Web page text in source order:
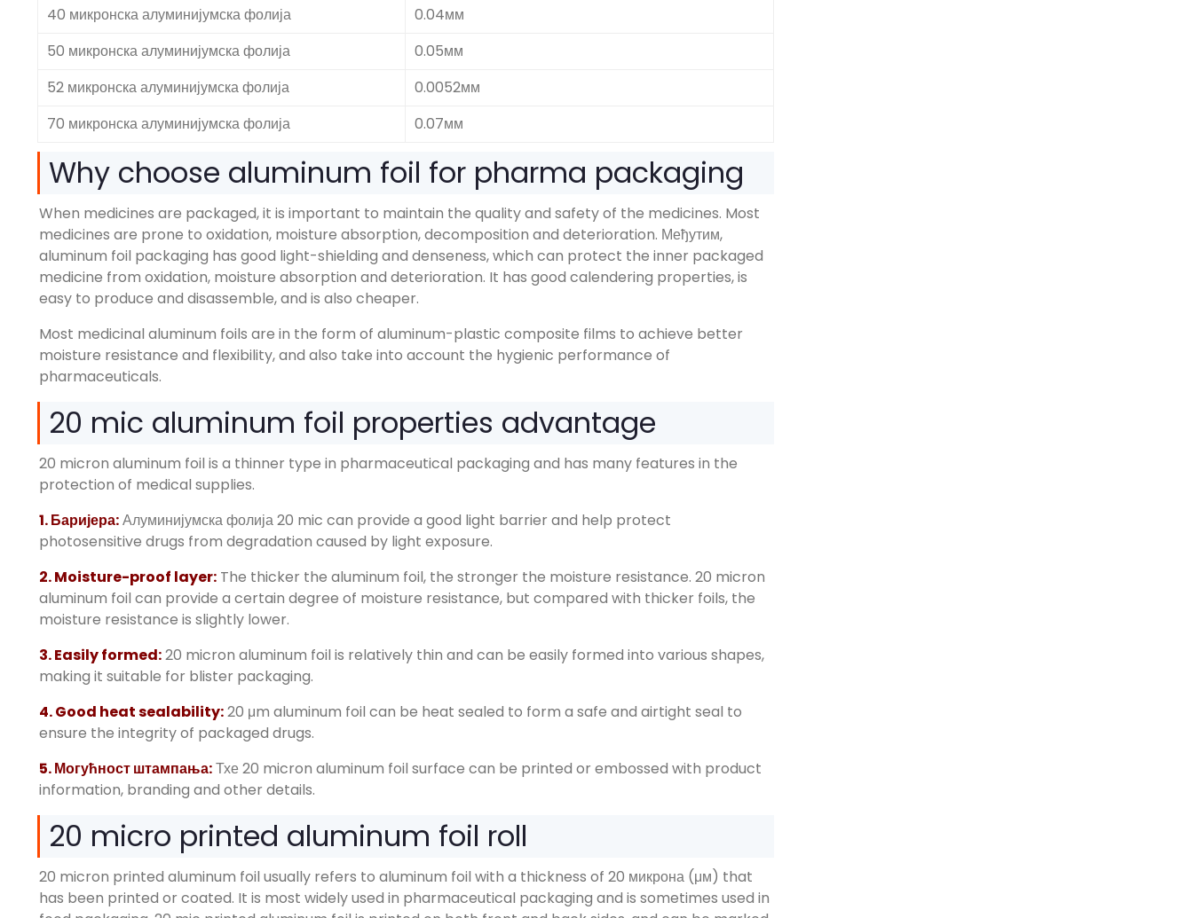
40 микронска алуминијумска фолија
0.04мм
50 микронска алуминијумска фолија
0.05мм
52 микронска алуминијумска фолија
0.0052мм
70 микронска алуминијумска фолија
0.07мм
Why choose aluminum foil for pharma packaging
When medicines are packaged,it is important to maintain the quality and safety of the medicines. Most
medicines are prone to oxidation, moisture absorption,decomposition and deterioration. Међутим,
aluminum foil packaging has good light-shielding and denseness,which can protect the inner packaged
medicine from oxidation, moisture absorption and deterioration. It has good calendering properties,is
easy to produce and disassemble,and is also cheaper.
Most medicinal aluminum foils are in the form of aluminum-plastic composite films to achieve better
moisture resistance and flexibility,and also take into account the hygienic performance of
pharmaceuticals.
20 mic aluminum foil properties advantage
20 micron aluminum foil is a thinner type in pharmaceutical packaging and has many features in the
protection of medical supplies.
1. Баријера:Алуминијумска фолија 20 mic can provide a good light barrier and help protect
photosensitive drugs from degradation caused by light exposure.
2.Moisture-proof layer: The thicker the aluminum foil, the stronger the moisture resistance. 20 micron
aluminum foil can provide a certain degree of moisture resistance, but compared with thicker foils, the
moisture resistance is slightly lower.
3.Easily formed:20 micron aluminum foil is relatively thin and can be easily formed into various shapes,
making it suitable for blister packaging.
4.Good heat sealability:20 μm aluminum foil can be heat sealed to form a safe and airtight seal to
ensure the integrity of packaged drugs.
5. Могућност штампања:Тхе 20 micron aluminum foil surface can be printed or embossed with product
information, branding and other details.
20 micro printed aluminum foil roll
20 micron printed aluminum foil usually refers to aluminum foil with a thickness of 20 микрона (μм) that
has been printed or coated. It is most widely used in pharmaceutical packaging and is sometimes used in